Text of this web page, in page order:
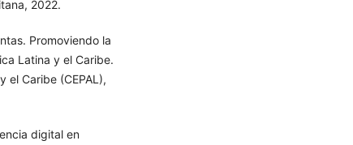
2022.
Promoviendo la
Latina y el Caribe.
el Caribe (CEPAL),
digital en